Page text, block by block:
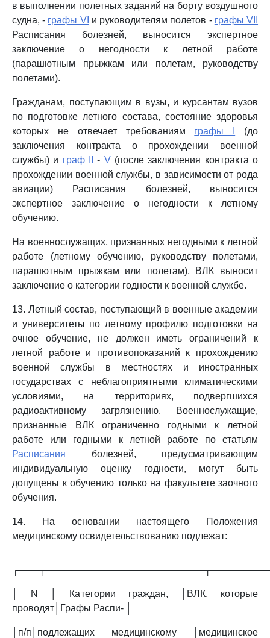
в выполнении полетных заданий на борту воздушного
судна, - графы VI и руководителям полетов - графы VII
Расписания болезней, выносится экспертное
заключение о негодности к летной работе
(парашютным прыжкам или полетам, руководству
полетами).
Гражданам, поступающим в вузы, и курсантам вузов
по подготовке летного состава, состояние здоровья
которых не отвечает требованиям графы I
(до
заключения контракта о прохождении военной
службы) и граф II - V(после заключения контракта о
прохождении военной службы, в зависимости от рода
авиации) Расписания болезней, выносится
экспертное заключение о негодности к летному
обучению.
На военнослужащих, признанных негодными к летной
работе (летному обучению, руководству полетами,
парашютным прыжкам или полетам), ВЛК выносит
заключение о категории годности к военной службе.
13. Летный состав, поступающий в военные академии
и университеты по летному профилю подготовки на
очное обучение, не должен иметь ограничений к
летной работе и противопоказаний к прохождению
военной службы в местностях и иностранных
государствах с неблагоприятными климатическими
условиями, на территориях, подвергшихся
радиоактивному загрязнению. Военнослужащие,
признанные ВЛК ограниченно годными к летной
работе или годными к летной работе по статьям
Расписания болезней, предусматривающим
индивидуальную оценку годности, могут быть
допущены к обучению только на факультете заочного
обучения.
14. На основании настоящего Положения
медицинскому освидетельствованию подлежат:
│ N │ Категории граждан, │ВЛК, которые
проводят│Графы Распи- │
│п/п│подлежащих медицинскому │медицинское